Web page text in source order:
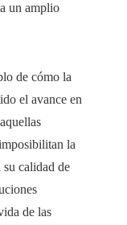
un amplio
de cómo la
el avance en
la
calidad de
de las